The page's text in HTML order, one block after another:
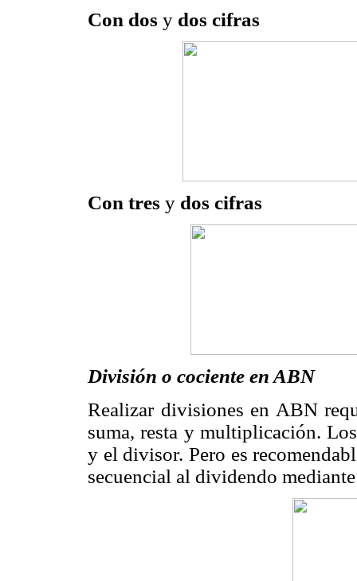
Con dos y dos cifras
Con tres y dos cifras
División o cociente en ABN
Realizar divisiones en ABN
suma, resta y multiplicación.
y el divisor. Pero es
secuencial al dividendo